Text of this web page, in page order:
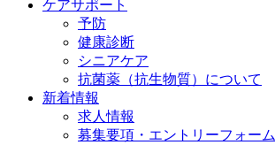
ケアサポート
予防
健康診断
シニアケア
抗菌薬（抗生物質）について
新着情報
求人情報
募集要項・エントリーフォーム